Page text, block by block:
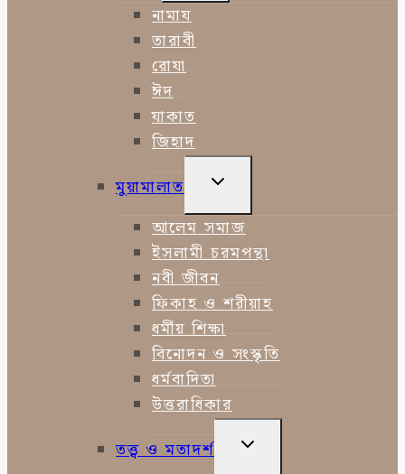
MENU
নামায
তারাবী
রোযা
ঈদ
যাকাত
জিহাদ
মুয়ামালাত
TOGGLE
MENU
আলেম সমাজ
ইসলামী চরমপন্থা
নবী জীবন
ফিকাহ ও শরীয়াহ
ধর্মীয় শিক্ষা
বিনোদন ও সংস্কৃতি
ধর্মবাদিতা
উত্তরাধিকার
তত্ত্ব ও মতাদর্শ
TOGGLE